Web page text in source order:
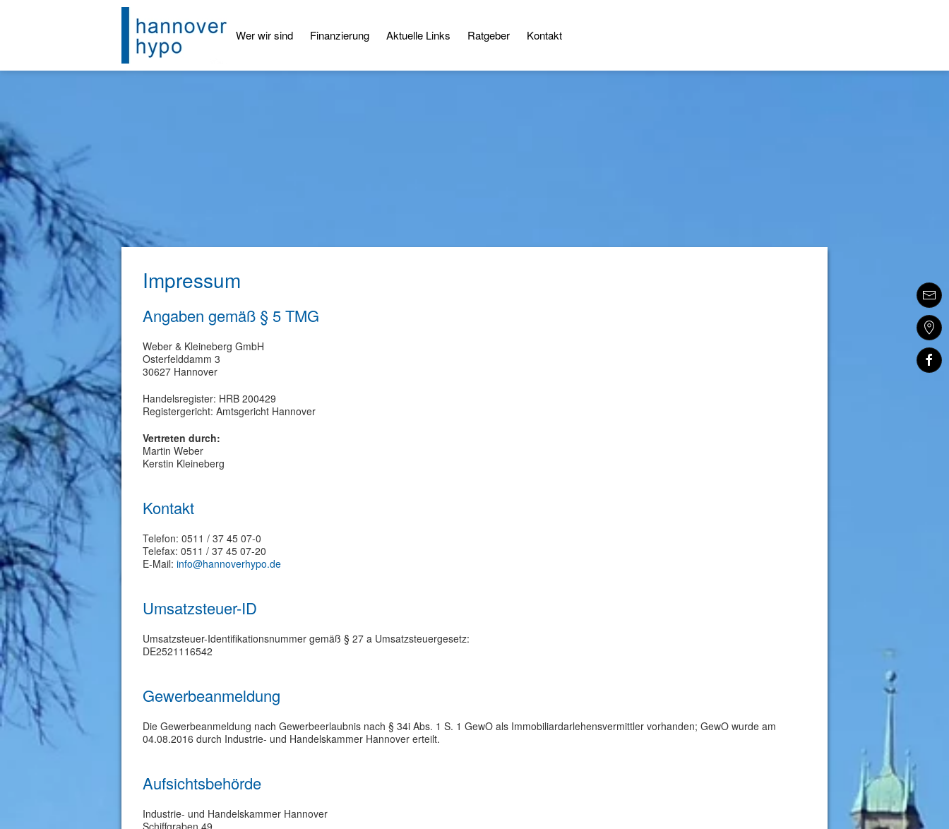
Wer wir sind Finanzierung Aktuelle Links Ratgeber Kontakt
Impressum
Angaben gemäß § 5 TMG
Weber & Kleineberg GmbH
Osterfelddamm 3
30627 Hannover
Handelsregister: HRB 200429
Registergericht: Amtsgericht Hannover
Vertreten durch:
Martin Weber
Kerstin Kleineberg
Kontakt
Telefon: 0511 / 37 45 07-0
Telefax: 0511 / 37 45 07-20
E-Mail: info@hannoverhypo.de
Umsatzsteuer-ID
Umsatzsteuer-Identifikationsnummer gemäß § 27 a Umsatzsteuergesetz:
DE2521116542
Gewerbeanmeldung
Die Gewerbeanmeldung nach Gewerbeerlaubnis nach § 34i Abs. 1 S. 1 GewO als Immobiliardarlehensvermittler vorhanden; GewO wurde am
04.08.2016 durch Industrie- und Handelskammer Hannover erteilt.
Aufsichtsbehörde
Industrie- und Handelskammer Hannover
Schiffgraben 49